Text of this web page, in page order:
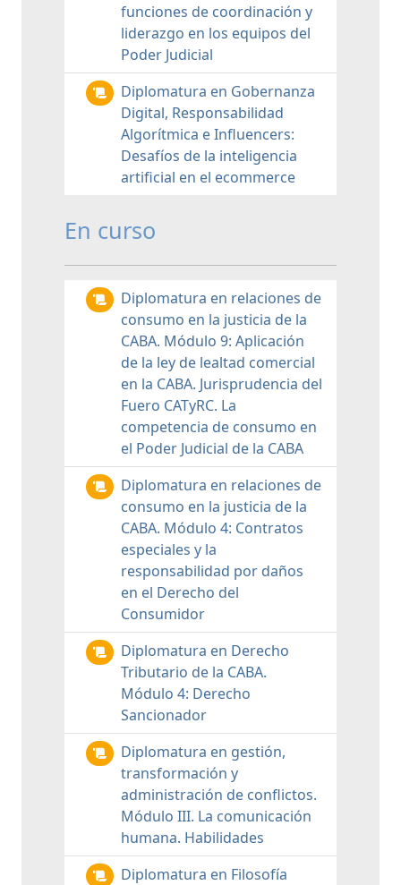
funciones de coordinación y
liderazgo en los equipos del
Poder Judicial
Diplomatura en Gobernanza
Digital, Responsabilidad
Algorítmica e Influencers:
Desafíos de la inteligencia
artificial en el ecommerce
En curso
Diplomatura en relaciones de
consumo en la justicia de la
CABA. Módulo 9: Aplicación
de la ley de lealtad comercial
en la CABA. Jurisprudencia del
Fuero CATyRC. La
competencia de consumo en
el Poder Judicial de la CABA
Diplomatura en relaciones de
consumo en la justicia de la
CABA. Módulo 4: Contratos
especiales y la
responsabilidad por daños
en el Derecho del
Consumidor
Diplomatura en Derecho
Tributario de la CABA.
Módulo 4: Derecho
Sancionador
Diplomatura en gestión,
transformación y
administración de conflictos.
Módulo III. La comunicación
humana. Habilidades
Diplomatura en Filosofía